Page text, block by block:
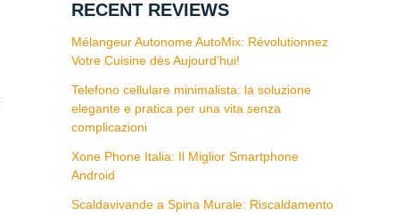
RECENT REVIEWS
Mélangeur Autonome AutoMix: Révolutionnez
Votre Cuisine dès Aujourd’hui!
Telefono cellulare minimalista: la soluzione
elegante e pratica per una vita senza
complicazioni
Xone Phone Italia: Il Miglior Smartphone
Android
Scaldavivande a Spina Murale: Riscaldamento